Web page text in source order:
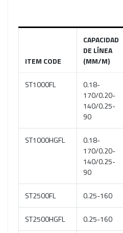
ITEM CODE
CAPACIDAD
DE LÍNEA
(MM/M)
ST1000FL
0.18-
170/0.20-
140/0.25-
90
ST1000HGFL
0.18-
170/0.20-
140/0.25-
90
ST2500FL 0.25-160
ST2500HGFL 0.25-160